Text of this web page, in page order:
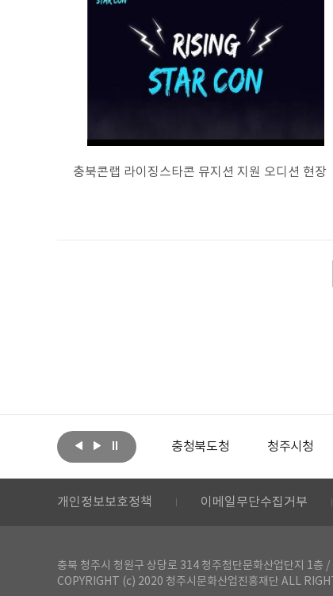
충북콘랩 라이징스타콘 뮤지션 지원 오디션 현장
문화체육관광부 충청북도청 청주시청
개인정보보호정책 이메일무단수집거부
충북 청주시 청원구 상당로 314 청주첨단문화산업단지
COPYRIGHT (c) 2020 청주시문화산업진흥재단 ALL